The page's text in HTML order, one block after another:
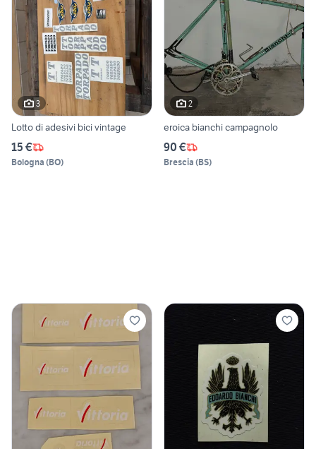
3
Lotto di adesivi bici vintage
15 €
Bologna (BO)
2
eroica bianchi campagnolo
90 €
Brescia (BS)